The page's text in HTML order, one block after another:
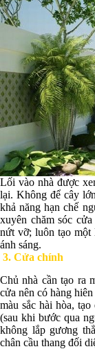
Lối vào nhà được
lại. Không để cây
khả năng hạn chế
xuyên chăm sóc
nứt vỡ; luôn tạo một
ánh sáng.
3. Cửa chính
Chủ nhà cần tạo ra
cửa nên có hàng
màu sắc hài hòa,
(sau khi bước qua
không lắp gương
chân cầu thang đối